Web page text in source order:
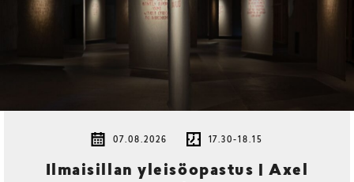
07.08.2026 17.30-18.15
Ilmaisillan yleisöopastus | Axel